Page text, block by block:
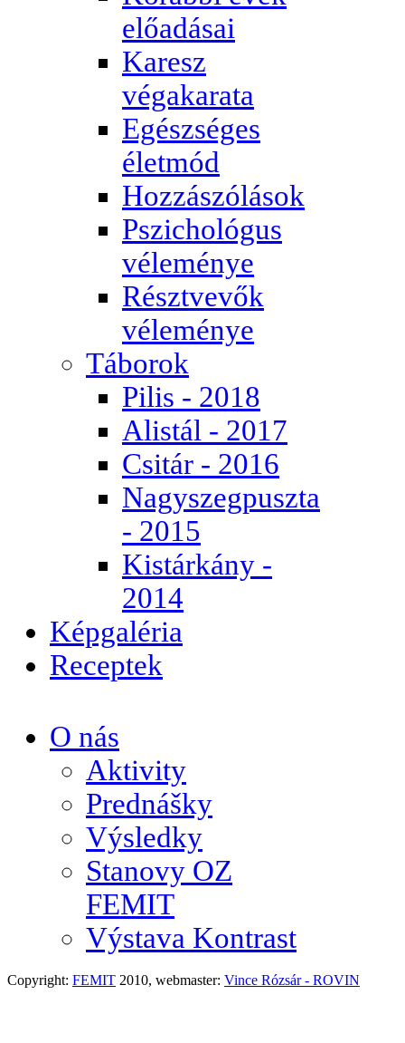
előadásai
Karesz
végakarata
Egészséges
életmód
Hozzászólások
Pszichológus
véleménye
Résztvevők
véleménye
Táborok
Pilis - 2018
Alistál - 2017
Csitár - 2016
Nagyszegpuszta
- 2015
Kistárkány -
2014
Képgaléria
Receptek
O nás
Aktivity
Prednášky
Výsledky
Stanovy OZ
FEMIT
Výstava Kontrast
Copyright: FEMIT 2010, webmaster: Vince Rózsár - ROVIN